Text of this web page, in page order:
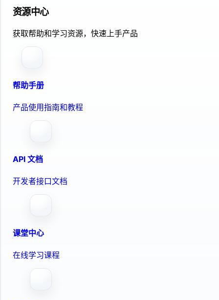
资源中心
获取帮助和学习资源，快速上手产品
帮助手册
产品使用指南和教程
API 文档
开发者接口文档
课堂中心
在线学习课程